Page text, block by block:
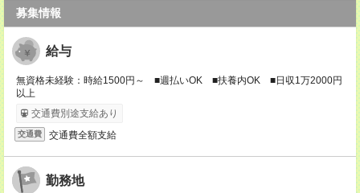
募集情報
給与
無資格未経験：時給1500円～ ■週払いOK ■扶養内OK ■日収1万2000円
以上
交通費別途支給あり
交通費 交通費全額支給
勤務地